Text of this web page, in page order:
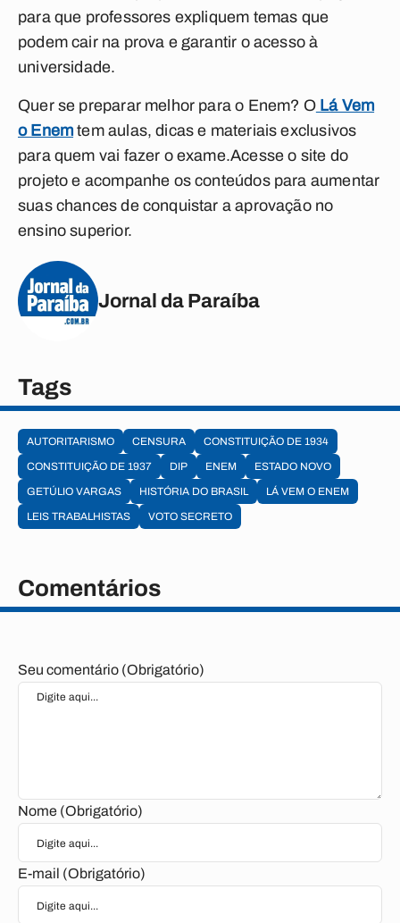
para que professores expliquem temas que
podem cair na prova e garantir o acesso à
universidade.
Quer se preparar melhor para o Enem? OLá Vem
o Enem tem aulas, dicas e materiais exclusivos
para quem vai fazer o exame.Acesse o site do
projeto e acompanhe os conteúdos para aumentar
suas chances de conquistar a aprovação no
ensino superior.
Jornal da Paraíba
Tags
AUTORITARISMO CENSURA
CONSTITUIÇÃO DE 1934
CONSTITUIÇÃO DE 1937
DIP ENEM
ESTADO NOVO
GETÚLIO VARGAS
HISTÓRIA DO BRASIL
LÁ VEM O ENEM
LEIS TRABALHISTAS
VOTO SECRETO
Comentários
Seu comentário (Obrigatório)
Nome (Obrigatório)
E-mail (Obrigatório)